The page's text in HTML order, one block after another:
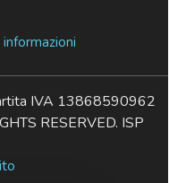
IVA 13868590962
RESERVED. ISP